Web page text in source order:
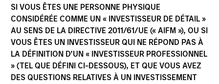
SI VOUS ÊTES UNE PERSONNE PHYSIQUE
CONSIDÉRÉE COMME UN « INVESTISSEUR DE DÉTAIL »
AU SENS DE LA DIRECTIVE 2011/61/UE (« AIFM »), OU SI
VOUS ÊTES UN INVESTISSEUR QUI NE RÉPOND PAS À
LA DÉFINITION D’UN « INVESTISSEUR PROFESSIONNEL
» (TEL QUE DÉFINI CI-DESSOUS), ET QUE VOUS AVEZ
DES QUESTIONS RELATIVES À UN INVESTISSEMENT